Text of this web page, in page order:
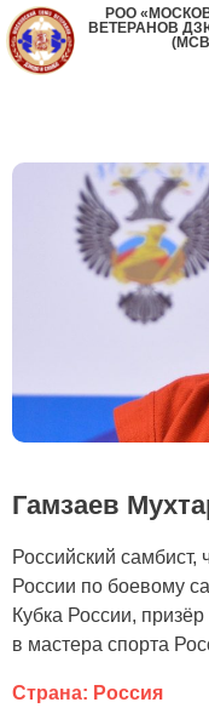
РОО
ВЕТЕРАНОВ
Гамзаев
Российский
России по боевому
Кубка России,
в мастера спорта
Страна: Россия